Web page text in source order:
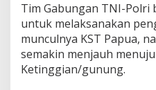
Tim Gabungan TNI-
untuk melaksanakan
munculnya KST Papua,
semakin menjauh
Ketinggian/gunung.